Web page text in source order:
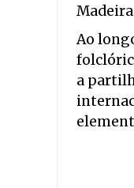
Ao
a